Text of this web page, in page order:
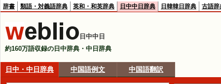
辞書 類語・対義語辞典 英和・和英辞典 日中中日辞典 日韓韓日辞典 古語辞
日中中日
約160万語収録の日中辞典・中日辞典
日中・中日辞典 中国語例文 中国語翻訳